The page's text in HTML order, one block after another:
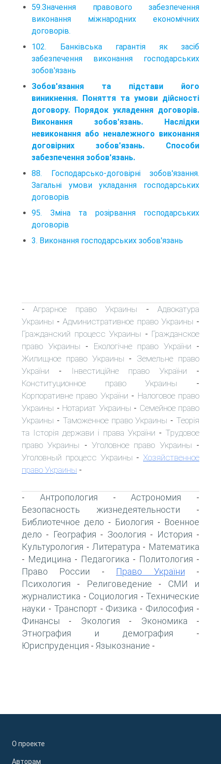
59.Значення правового забезпечення
виконання міжнародних економічних
договорів.
102. Банківська гарантія як засіб
забезпечення виконання господарських
зобов'язань
Зобов'язання та підстави його
виникнення. Поняття та умови дійсності
договору. Порядок укладення договорів.
Виконання зобов'язань. Наслідки
невиконання або неналежного виконання
договірних зобов'язань. Способи
забезпечення зобов'язань.
88. Господарсько-договірні зобов'язання.
Загальні умови укладання господарських
договорів
95. Зміна та розірвання господарських
договорів
3. Виконання господарських зобов'язань
-Аграрное право Украины -Адвокатура
Украины -Административное право Украины -
Гражданский процесс Украины - Гражданское
право Украины - Екологічне право України -
Жилищное право Украины - Земельне право
України - Інвестиційне право України -
Конституционное право Украины -
Корпоративне право України - Налоговое право
Украины - Нотариат Украины - Семейное право
Украины - Таможенное право Украины - Теорія
та Історія держави і права України - Трудовое
право Украины -Уголовное право Украины -
Уголовный процесс Украины - Хозяйственное
право Украины -
- Антропология -Астрономия -
Безопасность жизнедеятельности -
Библиотечное дело - Биология - Военное
дело - География - Зоология - История -
Культурология - Литература - Математика
- Медицина - Педагогика - Политология -
Право России - Право України -
Психология - Религоведение - СМИ и
журналистика - Социология - Технические
науки - Транспорт- Физика - Философия -
Финансы - Экология - Экономика -
Этнография и демография -
Юриспруденция - Языкознание -
О проекте
Авторам